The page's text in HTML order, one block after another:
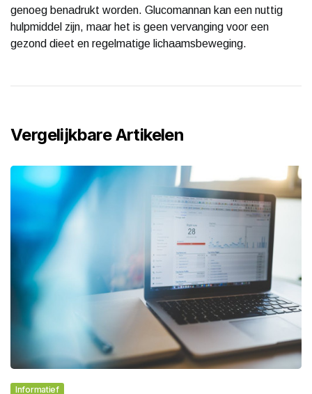
genoeg benadrukt worden. Glucomannan kan een nuttig
hulpmiddel zijn, maar het is geen vervanging voor een
gezond dieet en regelmatige lichaamsbeweging.
Vergelijkbare Artikelen
Informatief